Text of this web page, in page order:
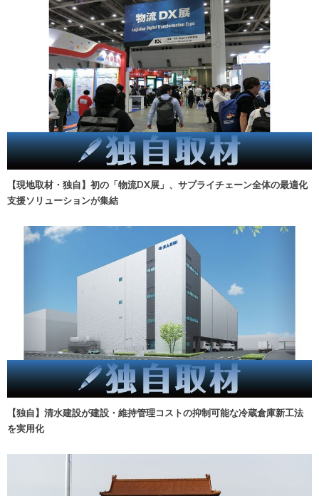
【現地取材・独自】初の「物流DX展」、サプライチェーン全体の最適化
支援ソリューションが集結
【独自】清水建設が建設・維持管理コストの抑制可能な冷蔵倉庫新工法
を実用化